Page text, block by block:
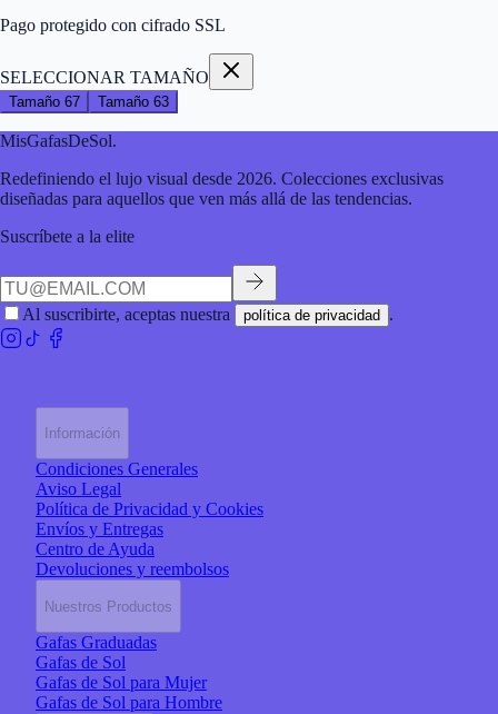
Pago protegido con cifrado SSL
SELECCIONAR TAMAÑO
Tamaño 67 Tamaño 63
MisGafasDeSol.
Redefiniendo el lujo visual desde 2026. Colecciones exclusivas
diseñadas para aquellos que ven más allá de las tendencias.
Suscríbete a la elite
Al suscribirte, aceptas nuestra política de privacidad .
Información
Condiciones Generales
Aviso Legal
Política de Privacidad y Cookies
Envíos y Entregas
Centro de Ayuda
Devoluciones y reembolsos
Nuestros Productos
Gafas Graduadas
Gafas de Sol
Gafas de Sol para Mujer
Gafas de Sol para Hombre